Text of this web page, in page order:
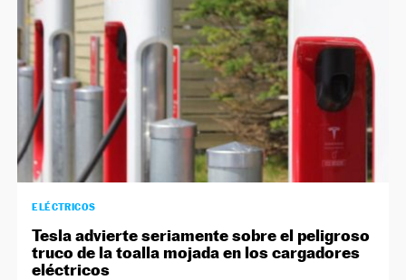
ELÉCTRICOS
Tesla advierte seriamente sobre el peligroso
truco de la toalla mojada en los cargadores
eléctricos